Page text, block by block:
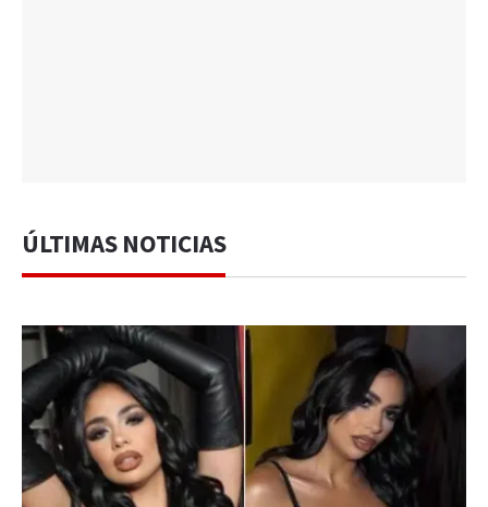
ÚLTIMAS NOTICIAS